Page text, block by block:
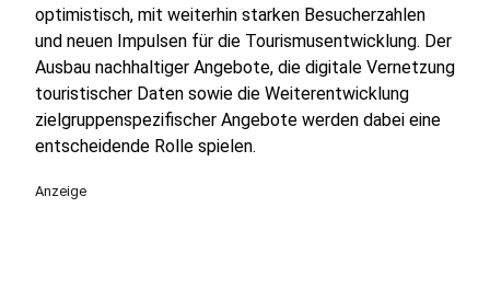
optimistisch, mit weiterhin starken Besucherzahlen
und neuen Impulsen für die Tourismusentwicklung. Der
Ausbau nachhaltiger Angebote, die digitale Vernetzung
touristischer Daten sowie die Weiterentwicklung
zielgruppenspezifischer Angebote werden dabei eine
entscheidende Rolle spielen.
Anzeige